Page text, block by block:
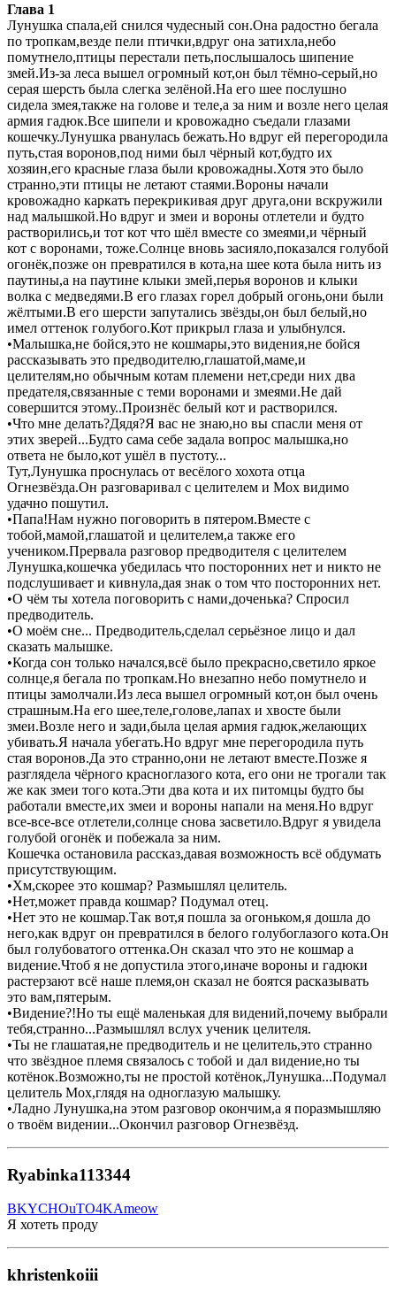
Глава 1
Лунушка спала,ей снился чудесный сон.Она радостно бегала
по тропкам,везде пели птички,вдруг она затихла,небо
помутнело,птицы перестали петь,послышалось шипение
змей.Из-за леса вышел огромный кот,он был тёмно-серый,но
серая шерсть была слегка зелёной.На его шее послушно
сидела змея,также на голове и теле,а за ним и возле него целая
армия гадюк.Все шипели и кровожадно съедали глазами
кошечку.Лунушка рванулась бежать.Но вдруг ей перегородила
путь,стая воронов,под ними был чёрный кот,будто их
хозяин,его красные глаза были кровожадны.Хотя это было
странно,эти птицы не летают стаями.Вороны начали
кровожадно каркать перекрикивая друг друга,они вскружили
над малышкой.Но вдруг и змеи и вороны отлетели и будто
растворились,и тот кот что шёл вместе со змеями,и чёрный
кот с воронами, тоже.Солнце вновь засияло,показался голубой
огонёк,позже он превратился в кота,на шее кота была нить из
паутины,а на паутине клыки змей,перья воронов и клыки
волка с медведями.В его глазах горел добрый огонь,они были
жёлтыми.В его шерсти запутались звёзды,он был белый,но
имел оттенок голубого.Кот прикрыл глаза и улыбнулся.
•Малышка,не бойся,это не кошмары,это видения,не бойся
рассказывать это предводителю,глашатой,маме,и
целителям,но обычным котам племени нет,среди них два
предателя,связанные с теми воронами и змеями.Не дай
совершится этому..Произнёс белый кот и растворился.
•Что мне делать?Дядя?Я вас не знаю,но вы спасли меня от
этих зверей...Будто сама себе задала вопрос малышка,но
ответа не было,кот ушёл в пустоту...
Тут,Лунушка проснулась от весёлого хохота отца
Огнезвёзда.Он разговаривал с целителем и Мох видимо
удачно пошутил.
•Папа!Нам нужно поговорить в пятером.Вместе с
тобой,мамой,глашатой и целителем,а также его
учеником.Прервала разговор предводителя с целителем
Лунушка,кошечка убедилась что посторонних нет и никто не
подслушивает и кивнула,дая знак о том что посторонних нет.
•О чём ты хотела поговорить с нами,доченька? Спросил
предводитель.
•О моём сне... Предводитель,сделал серьёзное лицо и дал
сказать малышке.
•Когда сон только начался,всё было прекрасно,светило яркое
солнце,я бегала по тропкам.Но внезапно небо помутнело и
птицы замолчали.Из леса вышел огромный кот,он был очень
страшным.На его шее,теле,голове,лапах и хвосте были
змеи.Возле него и зади,была целая армия гадюк,желающих
убивать.Я начала убегать.Но вдруг мне перегородила путь
стая воронов.Да это странно,они не летают вместе.Позже я
разглядела чёрного красноглазого кота, его они не трогали так
же как змеи того кота.Эти два кота и их питомцы будто бы
работали вместе,их змеи и вороны напали на меня.Но вдруг
все-все-все отлетели,солнце снова засветило.Вдруг я увидела
голубой огонёк и побежала за ним.
Кошечка остановила рассказ,давая возможность всё обдумать
присутствующим.
•Хм,скорее это кошмар? Размышлял целитель.
•Нет,может правда кошмар? Подумал отец.
•Нет это не кошмар.Так вот,я пошла за огоньком,я дошла до
него,как вдруг он превратился в белого голубоглазого кота.Он
был голубоватого оттенка.Он сказал что это не кошмар а
видение.Чтоб я не допустила этого,иначе вороны и гадюки
растерзают всё наше племя,он сказал не боятся расказывать
это вам,пятерым.
•Видение?!Но ты ещё маленькая для видений,почему выбрали
тебя,странно...Размышлял вслух ученик целителя.
•Ты не глашатая,не предводитель и не целитель,это странно
что звёздное племя связалось с тобой и дал видение,но ты
котёнок.Возможно,ты не простой котёнок,Лунушка...Подумал
целитель Мох,глядя на одноглазую малышку.
•Ладно Лунушка,на этом разговор окончим,а я поразмышляю
о твоём видении...Окончил разговор Огнезвёзд.
Ryabinka113344
BKYCHOuTO4KAmeow
Я хотеть проду
khristenkoiii